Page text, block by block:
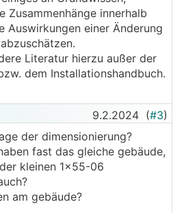
Zusammenhänge innerhalb
Auswirkungen einer Änderung
Literatur hierzu außer der
dem Installationshandbuch.
9.2.2024 (#3)
der dimensionierung?
fast das gleiche gebäude,
kleinen 1x55-06
am gebäude?